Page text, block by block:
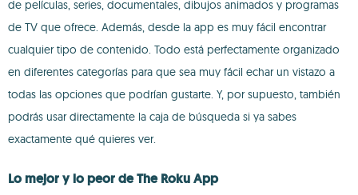
de películas, series, documentales, dibujos animados y programas
de TV que ofrece. Además, desde la app es muy fácil encontrar
cualquier tipo de contenido. Todo está perfectamente organizado
en diferentes categorías para que sea muy fácil echar un vistazo a
todas las opciones que podrían gustarte. Y, por supuesto, también
podrás usar directamente la caja de búsqueda si ya sabes
exactamente qué quieres ver.
Lo mejor y lo peor de The Roku App